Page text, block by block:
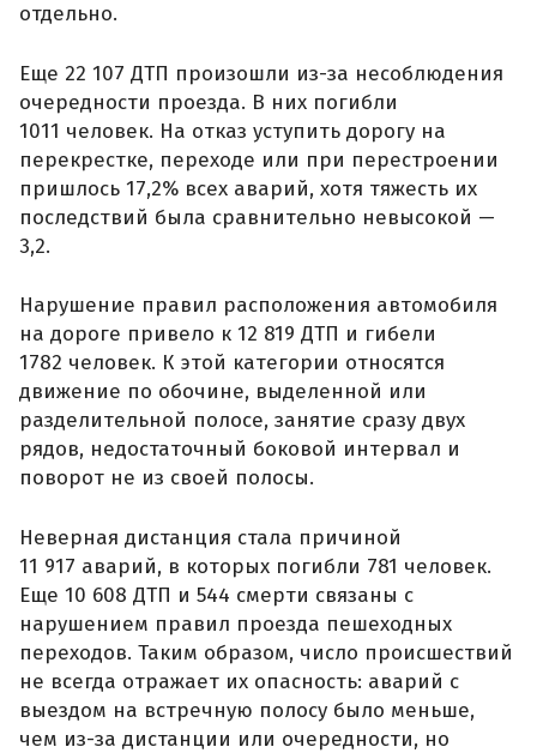
отдельно.
Еще 22 107 ДТП произошли из-за несоблюдения
очередности проезда. В них погибли
1011 человек. На отказ уступить дорогу на
перекрестке, переходе или при перестроении
пришлось 17,2% всех аварий, хотя тяжесть их
последствий была сравнительно невысокой —
3,2.
Нарушение правил расположения автомобиля
на дороге привело к 12 819 ДТП и гибели
1782 человек. К этой категории относятся
движение по обочине, выделенной или
разделительной полосе, занятие сразу двух
рядов, недостаточный боковой интервал и
поворот не из своей полосы.
Неверная дистанция стала причиной
11 917 аварий, в которых погибли 781 человек.
Еще 10 608 ДТП и 544 смерти связаны с
нарушением правил проезда пешеходных
переходов. Таким образом, число происшествий
не всегда отражает их опасность: аварий с
выездом на встречную полосу было меньше,
чем из-за дистанции или очередности, но